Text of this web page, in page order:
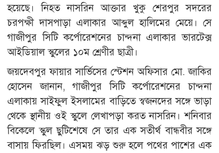
হয়েছে। নিহত নাসরিন আক্তার খুকু শেরপুর সদরের
চরপক্ষী দাসপাড়া এলাকার আব্দুল হালিমের মেয়ে। সে
গাজীপুর সিটি কর্পোরেশনের চান্দনা এলাকার ভারটেক্স
আইডিয়াল স্কুলের ১০ম শ্রেণীর ছাত্রী।
জয়দেবপুর ফায়ার সার্ভিসের স্টেশন অফিসার মো. জাকির
হোসেন জানান, গাজীপুর সিটি কর্পোরেশনের চান্দনা
এলাকায় সাইফুল ইসলামের বাড়িতে স্বজনদের সঙ্গে ভাড়া
থেকে স্থানীয় ওই স্কুলে লেখাপড়া করত নাসরিন। শনিবার
বিকেলে স্কুল ছুটিশেষে সে তার এক সতীর্থ বান্ধবীর সঙ্গে
বাসায় ফিরছিল। এসময় ঝড় শুরু হলে পথের পাশের এক